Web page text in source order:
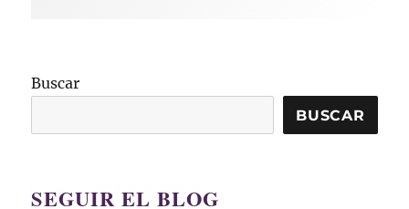
Buscar
BUSCAR
SEGUIR EL BLOG